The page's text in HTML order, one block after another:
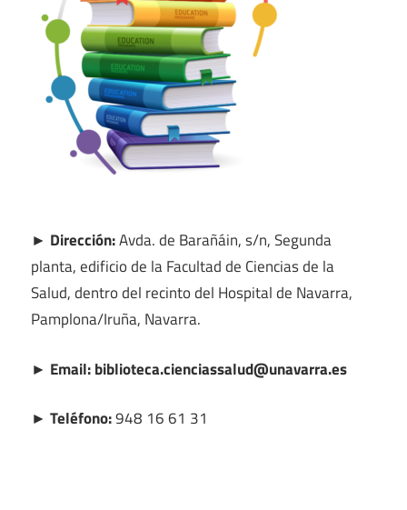
► Dirección:Avda. de Barañáin, s/n, Segunda
planta, edificio de la Facultad de Ciencias de la
Salud, dentro del recinto del Hospital de Navarra,
Pamplona/Iruña, Navarra.
► Email: biblioteca.cienciassalud@unavarra.es
► Teléfono:948 16 61 31